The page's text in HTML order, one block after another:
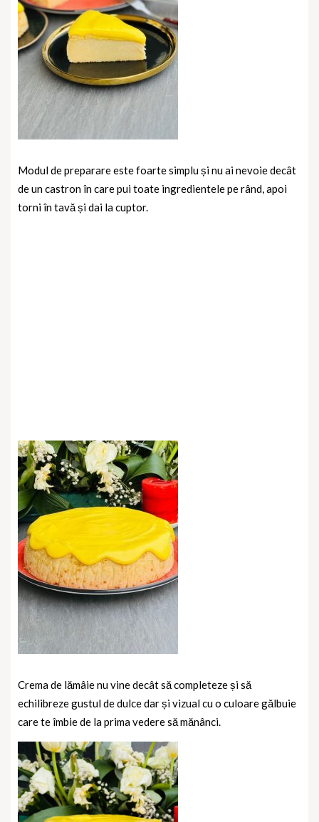
Modul de preparare este foarte simplu și nu ai nevoie decât
de un castron în care pui toate ingredientele pe rând, apoi
torni în tavă și dai la cuptor.
Crema de lămâie nu vine decât să completeze și să
echilibreze gustul de dulce dar și vizual cu o culoare gălbuie
care te îmbie de la prima vedere să mănânci.